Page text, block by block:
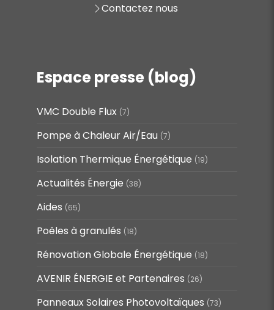
Contactez nous
Espace presse (blog)
VMC Double Flux (7)
Pompe à Chaleur Air/Eau (7)
Isolation Thermique Énergétique (19)
Actualités Énergie (38)
Aides (65)
Poêles à granulés (18)
Rénovation Globale Énergétique (18)
AVENIR ÉNERGIE et Partenaires (26)
Panneaux Solaires Photovoltaïques (73)